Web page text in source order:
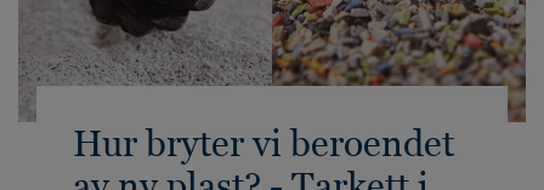
Hur bryter vi beroendet